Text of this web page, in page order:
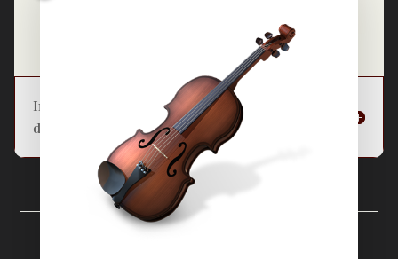
Información básica sobre la protección
de datos